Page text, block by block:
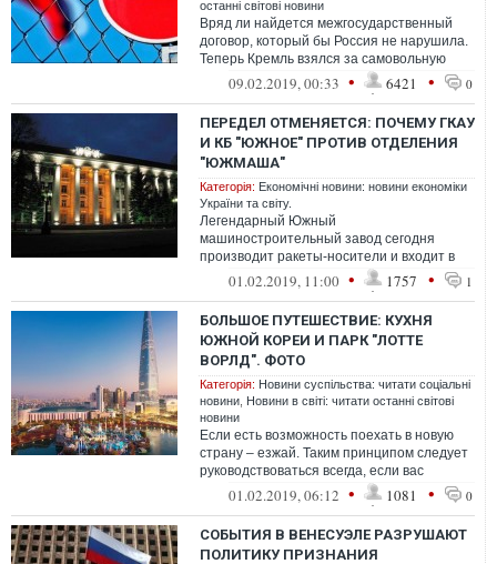
останні світові новини
Вряд ли найдется межгосударственный
договор, который бы Россия не нарушила.
Теперь Кремль взялся за самовольную
интерпретацию соглашения между
09.02.2019, 00:33 • 6421 • 0
ПЕРЕДЕЛ ОТМЕНЯЕТСЯ: ПОЧЕМУ ГКАУ
И КБ "ЮЖНОЕ" ПРОТИВ ОТДЕЛЕНИЯ
"ЮЖМАША"
Категорія: Економічні новини: новини економіки
України та світу.
Легендарный Южный
машиностроительный завод сегодня
производит ракеты-носители и входит в
число 25-ти предприятий, подчиненных
Госкосмосу. Год назад ру...
01.02.2019, 11:00 • 1757 • 1
БОЛЬШОЕ ПУТЕШЕСТВИЕ: КУХНЯ
ЮЖНОЙ КОРЕИ И ПАРК "ЛОТТЕ
ВОРЛД". ФОТО
Категорія: Новини суспільства: читати соціальні
новини Новини в світі: читати останні світові
новини
Если есть возможность поехать в новую
страну – езжай. Таким принципом следует
руководствоваться всегда, если вас
интересуют свежие впечатления, эмоции...
01.02.2019, 06:12 • 1081 • 0
СОБЫТИЯ В ВЕНЕСУЭЛЕ РАЗРУШАЮТ
ПОЛИТИКУ ПРИЗНАНИЯ